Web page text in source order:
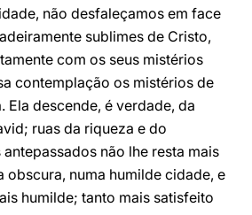
não desfaleçamos em face
sublimes de Cristo,
com os seus mistérios
contemplação os mistérios de
Ela descende, é verdade, da
ruas da riqueza e do
não lhe resta mais
obscura, numa humilde cidade, e
humilde; tanto mais satisfeito